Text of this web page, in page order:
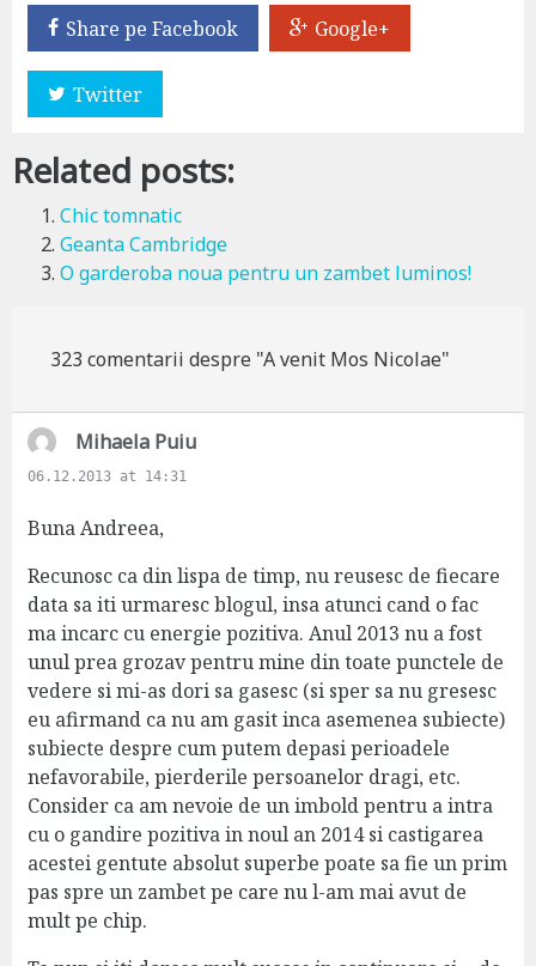
Share pe Facebook Google+
Twitter
Related posts:
Chic tomnatic
Geanta Cambridge
O garderoba noua pentru un zambet luminos!
323 comentarii despre "A venit Mos Nicolae"
Mihaela Puius
06.12.2013 at 14:31
Buna Andreea,
Recunosc ca din lispa de timp, nu reusesc de fiecare
data sa iti urmaresc blogul, insa atunci cand o fac
ma incarc cu energie pozitiva. Anul 2013 nu a fost
unul prea grozav pentru mine din toate punctele de
vedere si mi-as dori sa gasesc (si sper sa nu gresesc
eu afirmand ca nu am gasit inca asemenea subiecte)
subiecte despre cum putem depasi perioadele
nefavorabile, pierderile persoanelor dragi, etc.
Consider ca am nevoie de un imbold pentru a intra
cu o gandire pozitiva in noul an 2014 si castigarea
acestei gentute absolut superbe poate sa fie un prim
pas spre un zambet pe care nu l-am mai avut de
mult pe chip.